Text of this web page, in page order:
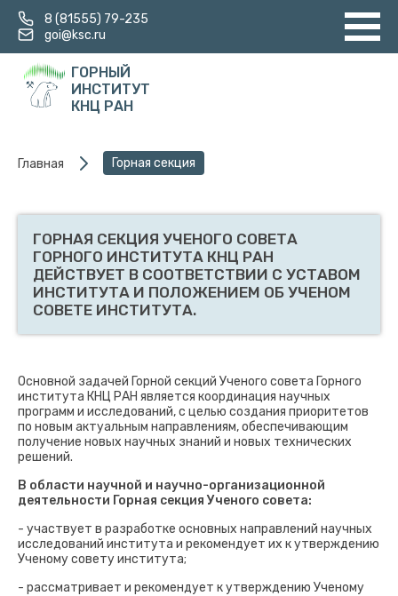
8 (81555) 79-235
goi@ksc.ru
ГОРНЫЙ
ИНСТИТУТ
КНЦ РАН
Главная Горная секция
ГОРНАЯ СЕКЦИЯ УЧЕНОГО СОВЕТА
ГОРНОГО ИНСТИТУТА КНЦ РАН
ДЕЙСТВУЕТ В СООТВЕТСТВИИ С УСТАВОМ
ИНСТИТУТА И ПОЛОЖЕНИЕМ ОБ УЧЕНОМ
СОВЕТЕ ИНСТИТУТА.
Основной задачей Горной секций Ученого совета Горного
института КНЦ РАН является координация научных
программ и исследований, с целью создания приоритетов
по новым актуальным направлениям, обеспечивающим
получение новых научных знаний и новых технических
решений.
В области научной и научно-организационной
деятельности Горная секция Ученого совета:
- участвует в разработке основных направлений научных
исследований института и рекомендует их к утверждению
Ученому совету института;
- рассматривает и рекомендует к утверждению Ученому